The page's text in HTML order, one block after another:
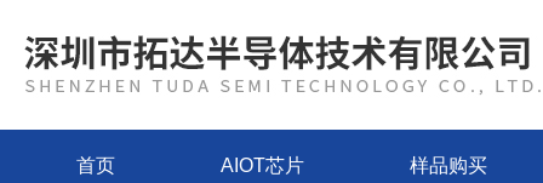
首页 AIOT芯片 样品购买